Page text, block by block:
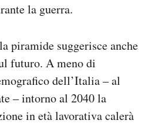
la guerra.
piramide suggerisce anche
futuro. A meno di
dell’Italia – al
– intorno al 2040 la
in età lavorativa calerà